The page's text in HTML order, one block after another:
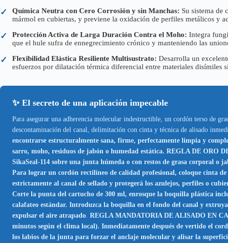
✓ Química Neutra con Cero Corrosión y sin Manchas: Su sistema de
mármol en cubiertas, y previene la oxidación de perfiles metálicos y
✓ Protección Activa de Larga Duración Contra el Moho: Integra
que el hule sufra de ennegrecimiento crónico y manteniendo las
✓ Flexibilidad Elástica Resiliente Multisustrato: Desarrolla un
esfuerzos por dilatación térmica diferencial entre materiales disímiles
✨ El secreto de una aplicación impecable
Para asegurar una adherencia molecular indestructible, un cordón terso de
descontaminación del canal, delimitación con cinta y técnica de alisado
encontrarse estructuralmente sana, firme, perfectamente limpia y
sarro, moho, residuos de jabón o humedad estática. REGLA DE ORO
SikaSeal-114 sobre una junta húmeda o con restos de grasa corporal
Para lograr un cordón rectilíneo de calidad profesional, coloque cinta
estrictamente al canal de sellado y protegerá los azulejos, perfiles o
Corte la punta del cartucho de 300 ml, enrosque la boquilla plástica
calafateo estándar. Introduzca la boquilla en el fondo del canal y
expulsar el aire atrapado REGLA MANDATORIA DE ALISADO EN
minutos según el clima local). Inmediatamente después de vertido el
los labios de la junta para forzar el anclaje molecular y alisar la